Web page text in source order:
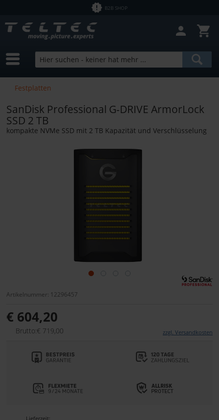
B2B SHOP
Festplatten
SanDisk Professional G-DRIVE ArmorLock
SSD 2 TB
kompakte NVMe SSD mit 2 TB Kapazität und Verschlüsselung
Artikelnummer: 12296457
€ 604,20
Brutto:€ 719,00 zzgl. Versandkosten
Lieferzeit: